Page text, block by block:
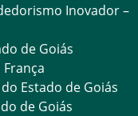
Inovador –
de Goiás
França
Estado de Goiás
de Goiás